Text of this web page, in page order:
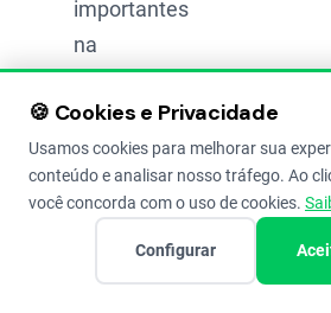
importantes
na
fazenda.
A
grande
virada
chave
🍪 Cookies e Privacidade
Usamos cookies para melhorar sua
conteúdo e analisar nosso tráfego. Ao
você concorda com o uso de cookies.
Configurar